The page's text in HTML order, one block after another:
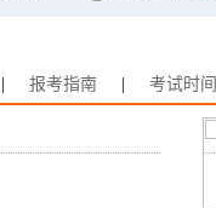
报考指南 考试时间